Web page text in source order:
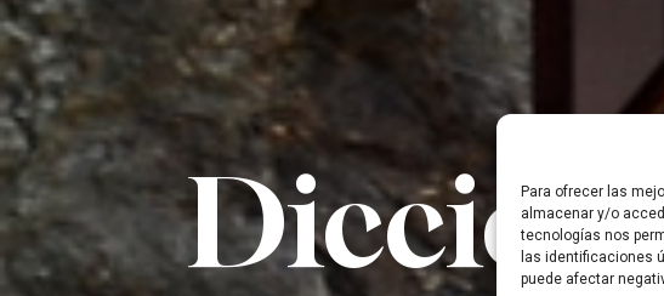
Para ofrecer las
almacenar y/o
tecnologías nos
las identificaciones
puede afectar